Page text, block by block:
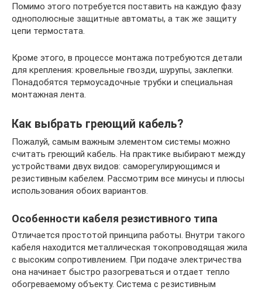
Помимо этого потребуется поставить на каждую фазу
однополюсные защитные автоматы, а так же защиту
цепи термостата.
Кроме этого, в процессе монтажа потребуются детали
для крепления: кровельные гвозди, шурупы, заклепки.
Понадобятся термоусадочные трубки и специальная
монтажная лента.
Как выбрать греющий кабель?
Пожалуй, самым важным элементом системы можно
считать греющий кабель. На практике выбирают между
устройствами двух видов: саморегулирующимся и
резистивным кабелем. Рассмотрим все минусы и плюсы
использования обоих вариантов.
Особенности кабеля резистивного типа
Отличается простотой принципа работы. Внутри такого
кабеля находится металлическая токопроводящая жила
с высоким сопротивлением. При подаче электричества
она начинает быстро разогреваться и отдает тепло
обогреваемому объекту. Система с резистивным